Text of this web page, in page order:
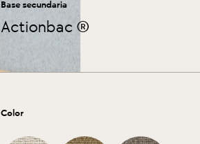
Base secundaria
Actionbac ®
Color